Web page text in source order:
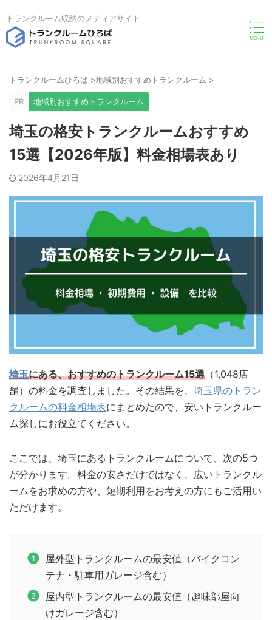
トランクルーム収納のメディアサイト
トランクルームひろば >地域別おすすめトランクルーム >
PR 地域別おすすめトランクルーム
埼玉の格安トランクルームおすすめ
15選【2026年版】料金相場表あり
2026年4月21日
埼玉にある、おすすめのトランクルーム15選 （1,048店
舗）の料金を調査しました。その結果を、 埼玉県のトラン
クルームの料金相場表にまとめたので、安いトランクルー
ム探しにお役立てください。
ここでは、埼玉にあるトランクルームについて、次の5つ
が分かります。料金の安さだけではなく、広いトランクル
ームをお求めの方や、短期利用をお考えの方にもご活用い
ただけます。
屋外型トランクルームの最安値（バイクコン
テナ・駐車用ガレージ含む）
屋内型トランクルームの最安値（趣味部屋向
けガレージ含む）